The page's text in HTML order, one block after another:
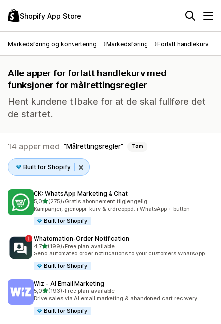
Shopify App Store
Markedsføring og konvertering Markedsføring Forlatt handlekurv
Alle apper for forlatt handlekurv med
funksjoner for målrettingsregler
Hent kundene tilbake for at de skal fullføre det
de startet.
14 apper med Målrettingsregler Tøm
Built for Shopify
CK: WhatsApp Marketing & Chat
5,0av 5 stjerner
(275)
Totalt 275 omtaler
•Gratis abonnement tilgjengelig
Kampanjer, gjenoppr. kurv & ordreoppd. i WhatsApp + button
Built for Shopify
Whatomation‑Order Notification
4,7av 5 stjerner
(199)
Totalt 199 omtaler
•Free plan available
Send automated order notifications to your customers WhatsApp.
Built for Shopify
Wiz ‑ AI Email Marketing
5,0av 5 stjerner
(193)
Totalt 193 omtaler
•Free plan available
Drive sales via AI email marketing & abandoned cart recovery
Built for Shopify